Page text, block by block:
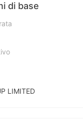
di base
LIMITED